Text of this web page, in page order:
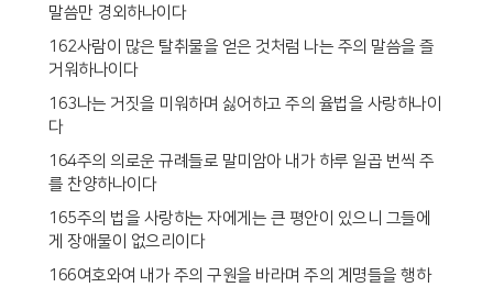
말씀만 경외하나이다
162사람이 많은 탈취물을 얻은 것처럼 나는 주의 말씀을 즐
거워하나이다
163나는 거짓을 미워하며 싫어하고 주의 율법을 사랑하나이
다
164주의 의로운 규례들로 말미암아 내가 하루 일곱 번씩 주
를 찬양하나이다
165주의 법을 사랑하는 자에게는 큰 평안이 있으니 그들에
게 장애물이 없으리이다
166여호와여 내가 주의 구원을 바라며 주의 계명들을 행하